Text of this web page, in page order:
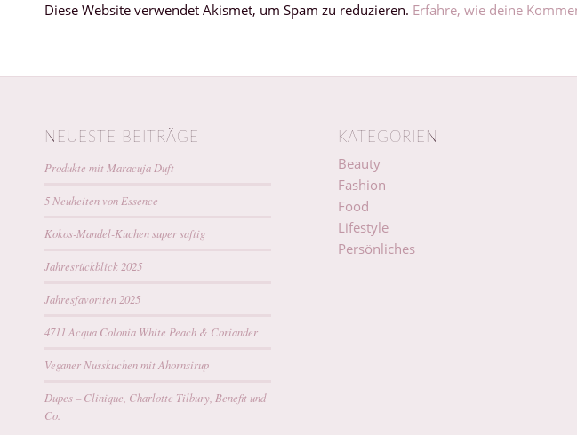
Diese Website verwendet Akismet, um Spam zu reduzieren. Erfahre, wie deine
NEUESTE BEITRÄGE
Produkte mit Maracuja Duft
5 Neuheiten von Essence
Kokos-Mandel-Kuchen super saftig
Jahresrückblick 2025
Jahresfavoriten 2025
4711 Acqua Colonia White Peach & Coriander
Veganer Nusskuchen mit Ahornsirup
Dupes – Clinique, Charlotte Tilbury, Benefit und
Co.
KATEGORIEN
Beauty
Fashion
Food
Lifestyle
Persönliches